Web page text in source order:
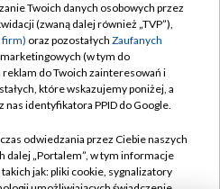
TVP
prywatności
zgody
Pomoc
Twoich danych osobowych przez
(zwaną dalej również „TVP”),
firm) oraz pozostałych Zaufanych
(w tym do
do Twoich zainteresowań i
które wskazujemy poniżej, a
nas identyfikatora PPID do Google.
odwiedzania przez Ciebie naszych
dalej „Portalem”, w tym informacje
jak: pliki cookie, sygnalizatory